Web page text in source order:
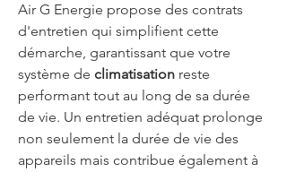
Air G Energie propose des contrats
d'entretien qui simplifient cette
démarche, garantissant que votre
système de climatisation reste
performant tout au long de sa durée
de vie. Un entretien adéquat prolonge
non seulement la durée de vie des
appareils mais contribue également à